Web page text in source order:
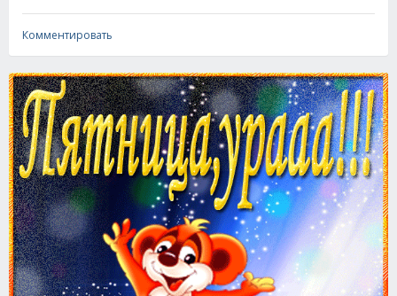
Комментировать